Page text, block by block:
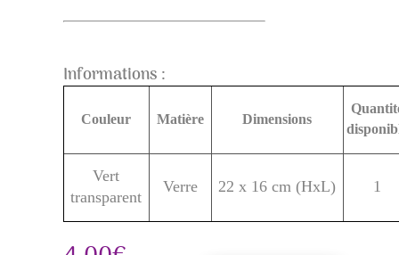
Informations :
Couleur Matière Dimensions
Vert
transparent
Verre 22 x 16 cm (HxL) 1